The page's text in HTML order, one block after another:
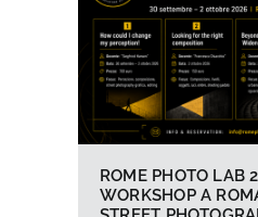
ROME PHOTO LAB
WORKSHOP A